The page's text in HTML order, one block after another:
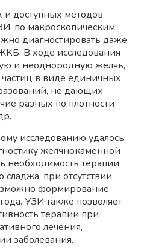
доступных методов
по макроскопическим
диагностировать даже
В ходе исследования
и неоднородную желчь,
в виде единичных
не дающих
разных по плотности
исследованию удалось
желчнокаменной
необходимость терапии
при отсутствии
формирование
УЗИ также позволяет
терапии при
лечения,
заболевания.